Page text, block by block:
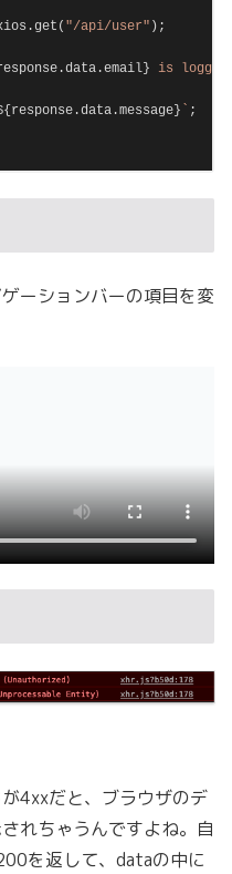
"/api/user" );
is
;
ーションバーの項目を変
4xxだと、ブラウザのデ
れちゃうんですよね。自
を返して、dataの中に